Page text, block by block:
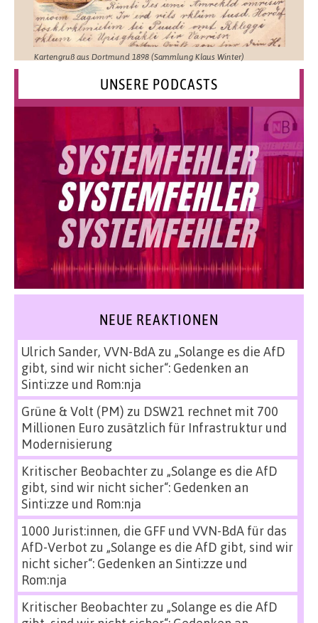
Kartengruß aus Dortmund 1898 (Sammlung Klaus Winter)
UNSERE PODCASTS
NEUE REAKTIONEN
Ulrich Sander, VVN-BdAzu „Solange es die AfD
gibt, sind wir nicht sicher“: Gedenken an
Sinti:zze und Rom:nja
Grüne & Volt (PM) zu DSW21 rechnet mit 700
Millionen Euro zusätzlich für Infrastruktur und
Modernisierung
Kritischer Beobachterzu „Solange es die AfD
gibt, sind wir nicht sicher“: Gedenken an
Sinti:zze und Rom:nja
1000 Jurist:innen, die GFF und VVN-BdA für das
AfD-Verbot zu „Solange es die AfD gibt, sind wir
nicht sicher“: Gedenken an Sinti:zze und
Rom:nja
Kritischer Beobachterzu „Solange es die AfD